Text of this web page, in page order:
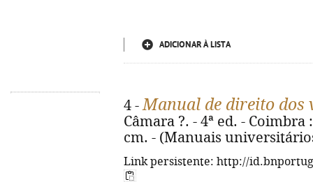
ADICIONAR À LISTA
4 -Manual de direito
Câmara ?. - 4ª ed. -
cm. - (Manuais
Link persistente: http://